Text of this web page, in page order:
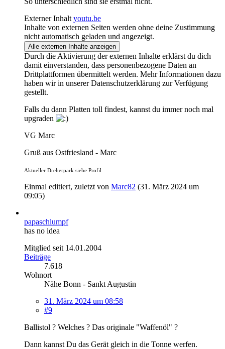
Externer Inhalt youtu.be
Inhalte von externen Seiten werden ohne deine Zustimmung
nicht automatisch geladen und angezeigt.
Alle externen Inhalte anzeigen
Durch die Aktivierung der externen Inhalte erklärst du dich
damit einverstanden, dass personenbezogene Daten an
Drittplattformen übermittelt werden. Mehr Informationen dazu
haben wir in unserer Datenschutzerklärung zur Verfügung
gestellt.
Falls du dann Platten toll findest, kannst du immer noch mal
upgraden
VG Marc
Gruß aus Ostfriesland - Marc
Aktueller Dreherpark siehe Profil
Einmal editiert, zuletzt von Marc82 (31. März 2024 um
09:05)
papaschlumpf
has no idea
Mitglied seit 14.01.2004
Beiträge
7.618
Wohnort
Nähe Bonn - Sankt Augustin
31. März 2024 um 08:58
#9
Ballistol ? Welches ? Das originale "Waffenöl" ?
Dann kannst Du das Gerät gleich in die Tonne werfen.